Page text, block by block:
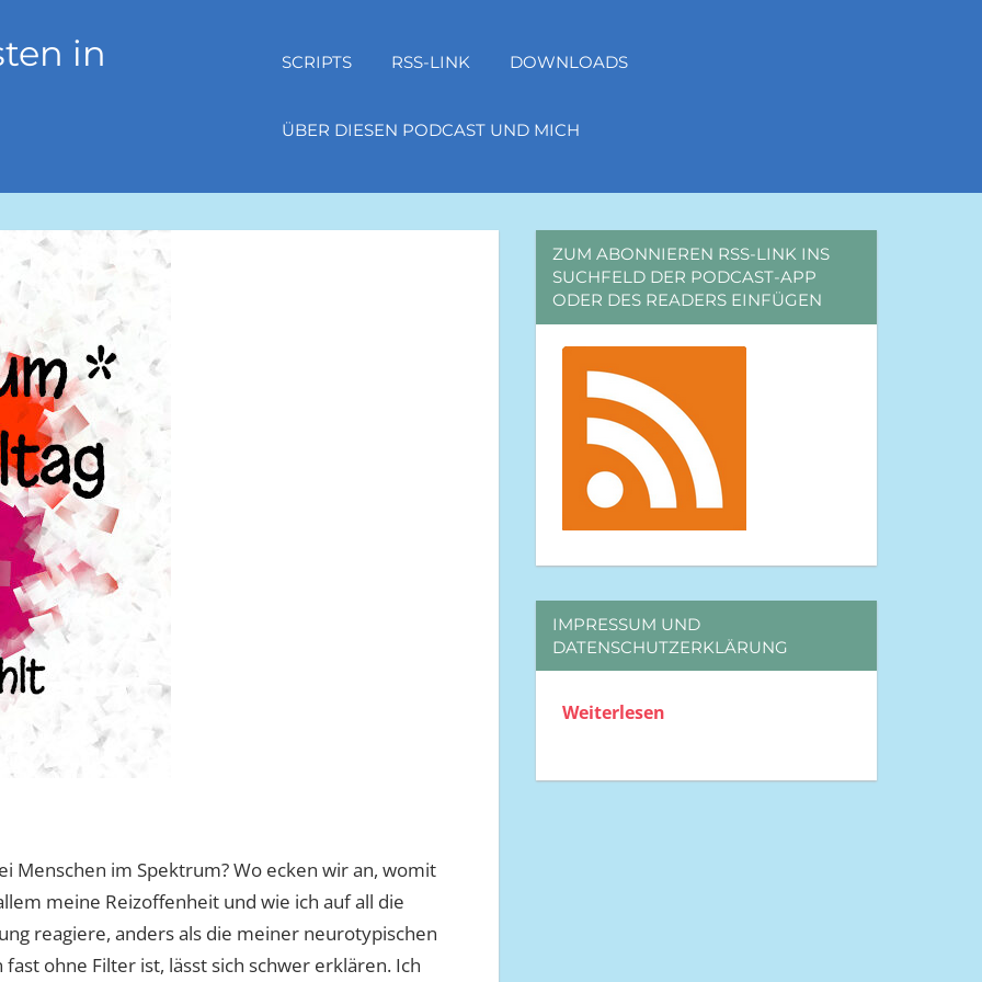
in SCRIPTS RSS-LINK DOWNLOADS
ÜBER DIESEN PODCAST UND MICH
Menschen im Spektrum? Wo ecken wir an, womit
meine Reizoffenheit und wie ich auf all die
reagiere, anders als die meiner neurotypischen
ohne Filter ist, lässt sich schwer erklären. Ich
ZUM ABONNIEREN RSS-LINK INS
SUCHFELD DER PODCAST-APP
ODER DES READERS EINFÜGEN
IMPRESSUM UND
DATENSCHUTZERKLÄRUNG
Weiterlesen